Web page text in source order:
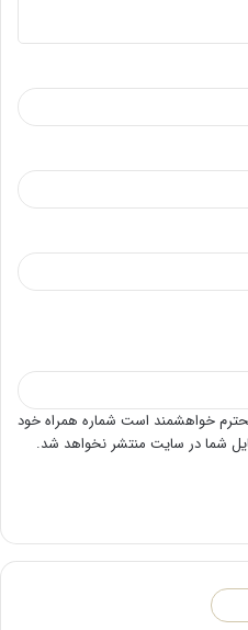
محترم خواهشمند است شماره همراه خود
شما در سایت منتشر نخواهد شد.